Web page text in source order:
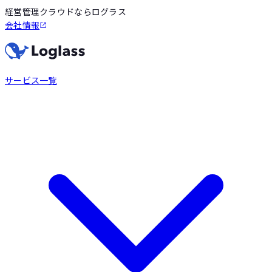
経営管理クラウドならログラス
会社情報
サービス一覧